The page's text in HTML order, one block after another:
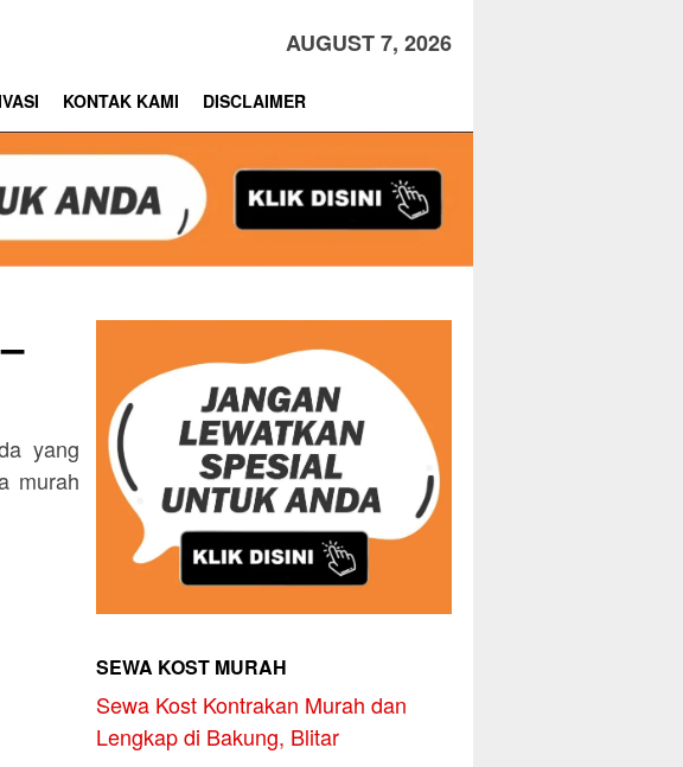
AUGUST 7, 2026
KONTAK KAMI DISCLAIMER
yang
murah
SEWA KOST MURAH
Sewa Kost Kontrakan Murah dan
Lengkap di Bakung, Blitar